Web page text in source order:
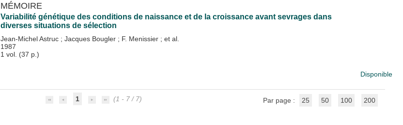
MÉMOIRE
Variabilité génétique des conditions de naissance et de la croissance avant sevrages dans
diverses situations de sélection
Jean-Michel Astruc ; Jacques Bougler ; F. Menissier ; et al.
1987
1 vol. (37 p.)
Disponible
1 (1 - 7 / 7) Par page : 25 50 100 200